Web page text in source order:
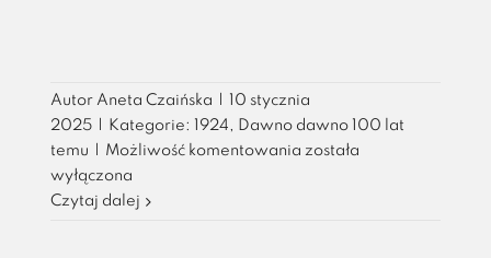
Autor Aneta Czaińska
10 stycznia
2025
Kategorie: 1924, Dawno dawno 100 lat
temu
Możliwość komentowania Wynalazek
została
wyłączona
Czytaj dalej